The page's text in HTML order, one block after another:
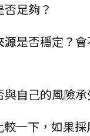
否足夠？
源是否穩定？
與自己的風險承
一下，如果